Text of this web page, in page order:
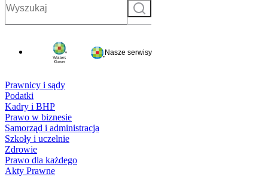
Szukaj
Nasze serwisy
Prawnicy i sądy
Podatki
Kadry i BHP
Prawo w biznesie
Samorząd i administracja
Szkoły i uczelnie
Zdrowie
Prawo dla każdego
Akty Prawne